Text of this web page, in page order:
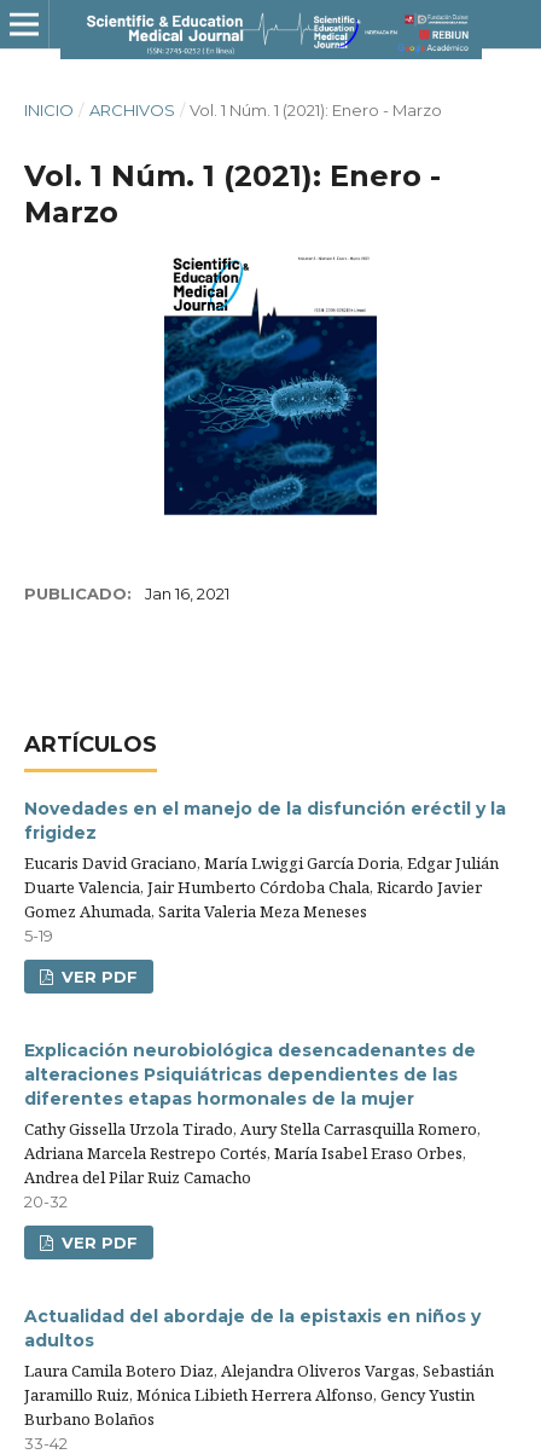
INICIO / ARCHIVOS / Vol. 1 Núm. 1 (2021): Enero - Marzo
Vol. 1 Núm. 1 (2021): Enero -
Marzo
PUBLICADO: Jan 16, 2021
ARTÍCULOS
Novedades en el manejo de la disfunción eréctil y la
frigidez
Eucaris David Graciano, María Lwiggi García Doria, Edgar Julián
Duarte Valencia, Jair Humberto Córdoba Chala, Ricardo Javier
Gomez Ahumada, Sarita Valeria Meza Meneses
5-19
VER PDF
Explicación neurobiológica desencadenantes de
alteraciones Psiquiátricas dependientes de las
diferentes etapas hormonales de la mujer
Cathy Gissella Urzola Tirado, Aury Stella Carrasquilla Romero,
Adriana Marcela Restrepo Cortés, María Isabel Eraso Orbes,
Andrea del Pilar Ruiz Camacho
20-32
VER PDF
Actualidad del abordaje de la epistaxis en niños y
adultos
Laura Camila Botero Diaz, Alejandra Oliveros Vargas, Sebastián
Jaramillo Ruiz, Mónica Libieth Herrera Alfonso, Gency Yustin
Burbano Bolaños
33-42